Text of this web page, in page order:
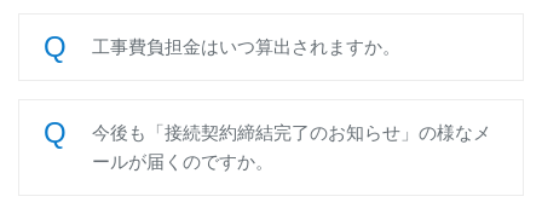
工事費負担金はいつ算出されますか。
今後も「接続契約締結完了のお知らせ」の様なメ
ールが届くのですか。